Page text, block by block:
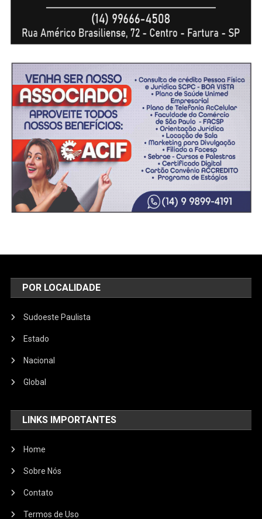
POR LOCALIDADE
Sudoeste Paulista
Estado
Nacional
Global
LINKS IMPORTANTES
Home
Sobre Nós
Contato
Termos de Uso